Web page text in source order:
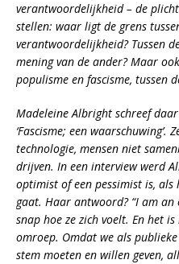
verantwoordelijkheid – de
stellen: waar ligt de grens
verantwoordelijkheid? Tussen
mening van de ander? Maar
populisme en fascisme, tussen
Madeleine Albright schreef
‘Fascisme; een
technologie, mensen niet
drijven. In een interview werd
optimist of een pessimist is, als
gaat. Haar antwoord? “I am
snap hoe ze zich voelt. En het
omroep. Omdat we als
stem moeten en willen geven,